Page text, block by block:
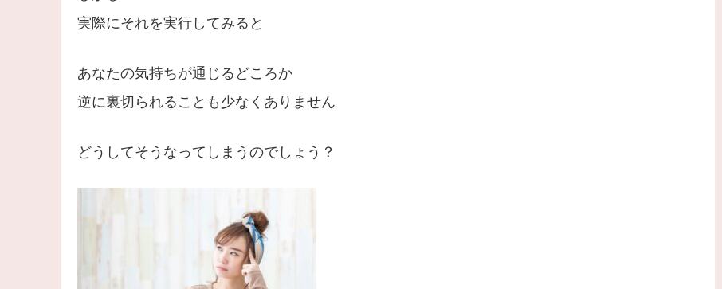
実際にそれを実行してみると
あなたの気持ちが通じるどころか
逆に裏切られることも少なくありません
どうしてそうなってしまうのでしょう？